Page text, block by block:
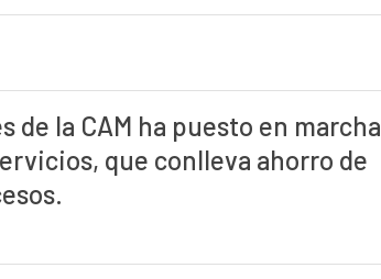
de la CAM ha puesto en marcha
que conlleva ahorro de